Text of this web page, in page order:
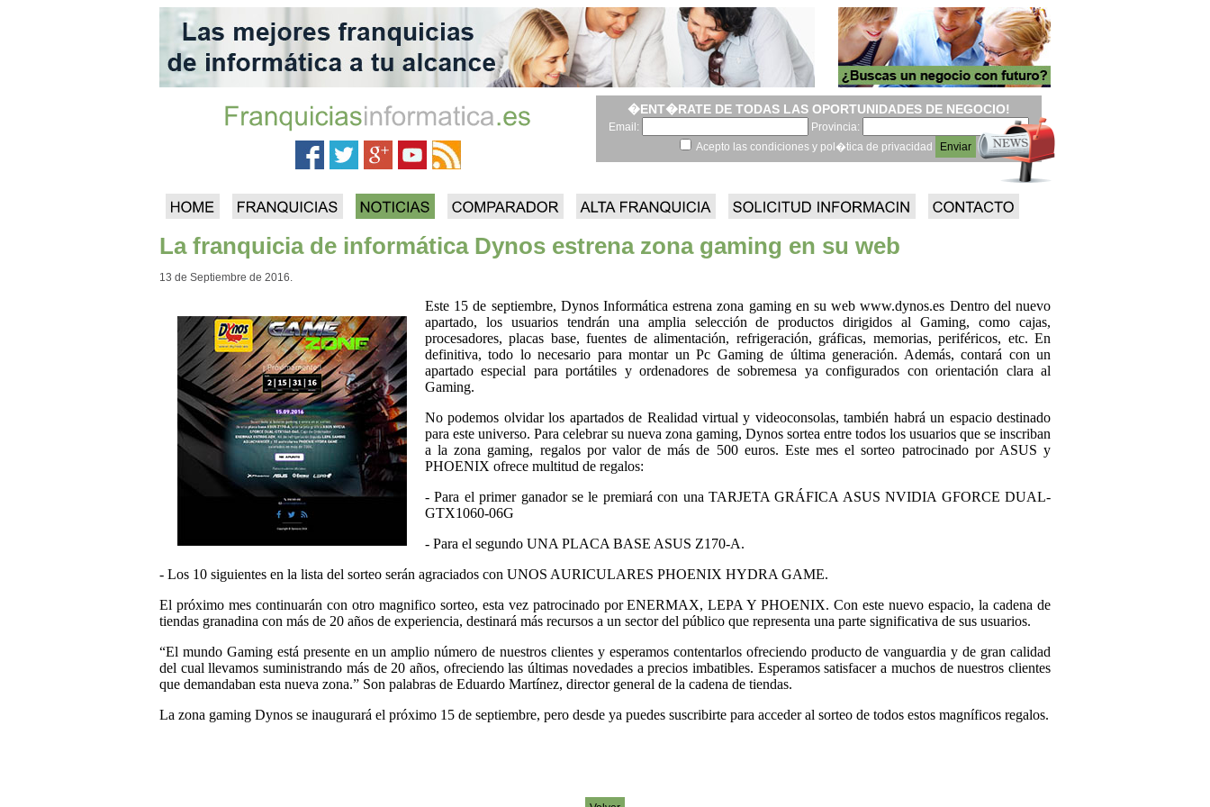
�ENT�RATE DE TODAS LAS OPORTUNIDADES DE NEGOCIO!
Email:
Provincia:
Acepto las condiciones y pol�tica de privacidad
La franquicia de informática Dynos estrena zona gaming en su web
13 de Septiembre de 2016.
Este 15 de septiembre, Dynos Informática estrena zona gaming en su web www.dynos.es Dentro del nuevo
apartado, los usuarios tendrán una amplia selección de productos dirigidos al Gaming, como cajas,
procesadores, placas base, fuentes de alimentación, refrigeración, gráficas, memorias, periféricos, etc. En
definitiva, todo lo necesario para montar un Pc Gaming de última generación. Además, contará con un
apartado especial para portátiles y ordenadores de sobremesa ya configurados con orientación clara al
Gaming.
No podemos olvidar los apartados de Realidad virtual y videoconsolas, también habrá un espacio destinado
para este universo. Para celebrar su nueva zona gaming, Dynos sortea entre todos los usuarios que se inscriban
a la zona gaming, regalos por valor de más de 500 euros. Este mes el sorteo patrocinado por ASUS y
PHOENIX ofrece multitud de regalos:
- Para el primer ganador se le premiará con una TARJETA GRÁFICA ASUS NVIDIA GFORCE DUAL-
GTX1060-06G
- Para el segundo UNA PLACA BASE ASUS Z170-A.
- Los 10 siguientes en la lista del sorteo serán agraciados con UNOS AURICULARES PHOENIX HYDRA GAME.
El próximo mes continuarán con otro magnifico sorteo, esta vez patrocinado por ENERMAX, LEPA Y PHOENIX. Con este nuevo espacio, la cadena de
tiendas granadina con más de 20 años de experiencia, destinará más recursos a un sector del público que representa una parte significativa de sus usuarios.
“El mundo Gaming está presente en un amplio número de nuestros clientes y esperamos contentarlos ofreciendo producto de vanguardia y de gran calidad
del cual llevamos suministrando más de 20 años, ofreciendo las últimas novedades a precios imbatibles. Esperamos satisfacer a muchos de nuestros clientes
que demandaban esta nueva zona.” Son palabras de Eduardo Martínez, director general de la cadena de tiendas.
La zona gaming Dynos se inaugurará el próximo 15 de septiembre, pero desde ya puedes suscribirte para acceder al sorteo de todos estos magníficos regalos.